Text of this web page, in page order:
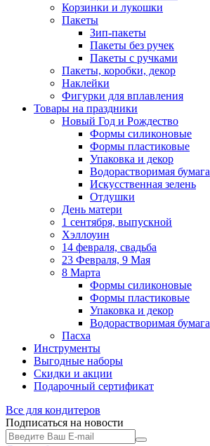
Корзинки и лукошки
Пакеты
Зип-пакеты
Пакеты без ручек
Пакеты с ручками
Пакеты, коробки, декор
Наклейки
Фигурки для вплавления
Товары на праздники
Новый Год и Рождество
Формы силиконовые
Формы пластиковые
Упаковка и декор
Водорастворимая бумага
Искусственная зелень
Отдушки
День матери
1 сентября, выпускной
Хэллоуин
14 февраля, свадьба
23 Февраля, 9 Мая
8 Марта
Формы силиконовые
Формы пластиковые
Упаковка и декор
Водорастворимая бумага
Пасха
Инструменты
Выгодные наборы
Скидки и акции
Подарочный сертификат
Все для кондитеров
Подписаться на новости